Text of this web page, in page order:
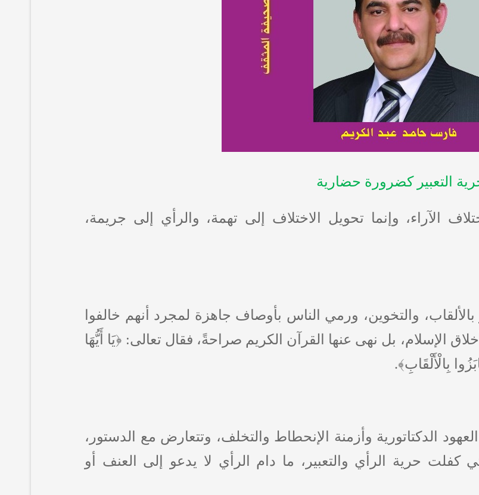
التعبير كضرورة حضارية
الآراء، وإنما تحويل الاختلاف إلى تهمة، والرأي إلى جريمة،
بالألقاب، والتخوين، ورمي الناس بأوصاف جاهزة لمجرد أنهم خالفوا
الإسلام، بل نهى عنها القرآن الكريم صراحةً، فقال تعالى: ﴿يَا أَيُّهَا
بِالْأَلْقَابِ﴾.
الدكتاتورية وأزمنة الإنحطاط والتخلف، وتتعارض مع الدستور،
كفلت حرية الرأي والتعبير، ما دام الرأي لا يدعو إلى العنف أو